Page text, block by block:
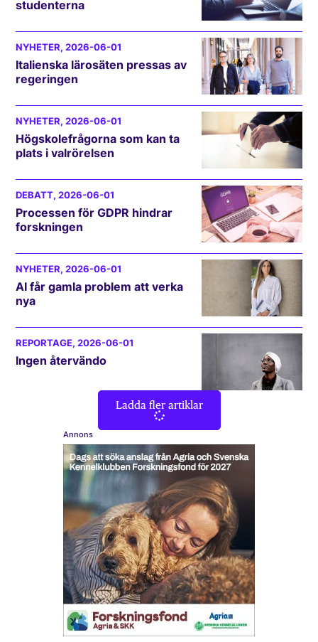
studenterna
NYHETER, 2026-06-01
Italienska lärosäten pressas av
regeringen
NYHETER, 2026-06-01
Högskolefrågorna som kan ta
plats i valrörelsen
DEBATT, 2026-06-01
Processen för GDPR hindrar
forskningen
NYHETER, 2026-06-01
AI får gamla problem att verka
nya
REPORTAGE, 2026-06-01
Ingen återvändo
Ladda fler artiklar
Annons